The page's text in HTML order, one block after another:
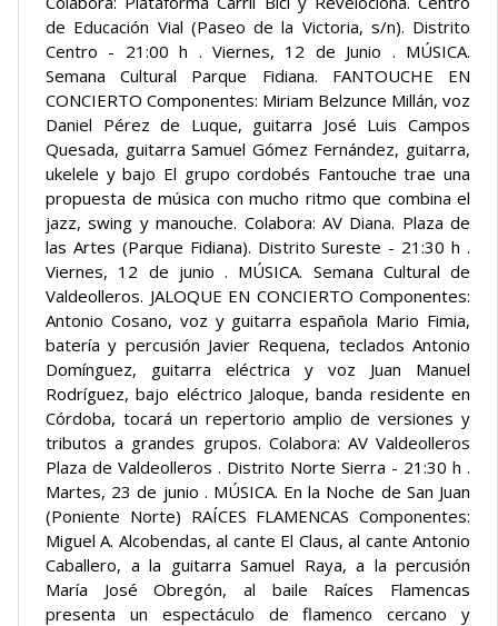
de Educación Vial (Paseo de la Victoria, s/n). Distrito
Centro - 21:00 h . Viernes, 12 de Junio . MÚSICA.
Semana Cultural Parque Fidiana. FANTOUCHE EN
CONCIERTO Componentes: Miriam Belzunce Millán, voz
Daniel Pérez de Luque, guitarra José Luis Campos
Quesada, guitarra Samuel Gómez Fernández, guitarra,
ukelele y bajo El grupo cordobés Fantouche trae una
propuesta de música con mucho ritmo que combina el
jazz, swing y manouche. Colabora: AV Diana. Plaza de
las Artes (Parque Fidiana). Distrito Sureste - 21:30 h .
Viernes, 12 de junio . MÚSICA. Semana Cultural de
Valdeolleros. JALOQUE EN CONCIERTO Componentes:
Antonio Cosano, voz y guitarra española Mario Fimia,
batería y percusión Javier Requena, teclados Antonio
Domínguez, guitarra eléctrica y voz Juan Manuel
Rodríguez, bajo eléctrico Jaloque, banda residente en
Córdoba, tocará un repertorio amplio de versiones y
tributos a grandes grupos. Colabora: AV Valdeolleros
Plaza de Valdeolleros . Distrito Norte Sierra - 21:30 h .
Martes, 23 de junio . MÚSICA. En la Noche de San Juan
(Poniente Norte) RAÍCES FLAMENCAS Componentes:
Miguel A. Alcobendas, al cante El Claus, al cante Antonio
Caballero, a la guitarra Samuel Raya, a la percusión
María José Obregón, al baile Raíces Flamencas
presenta un espectáculo de flamenco cercano y